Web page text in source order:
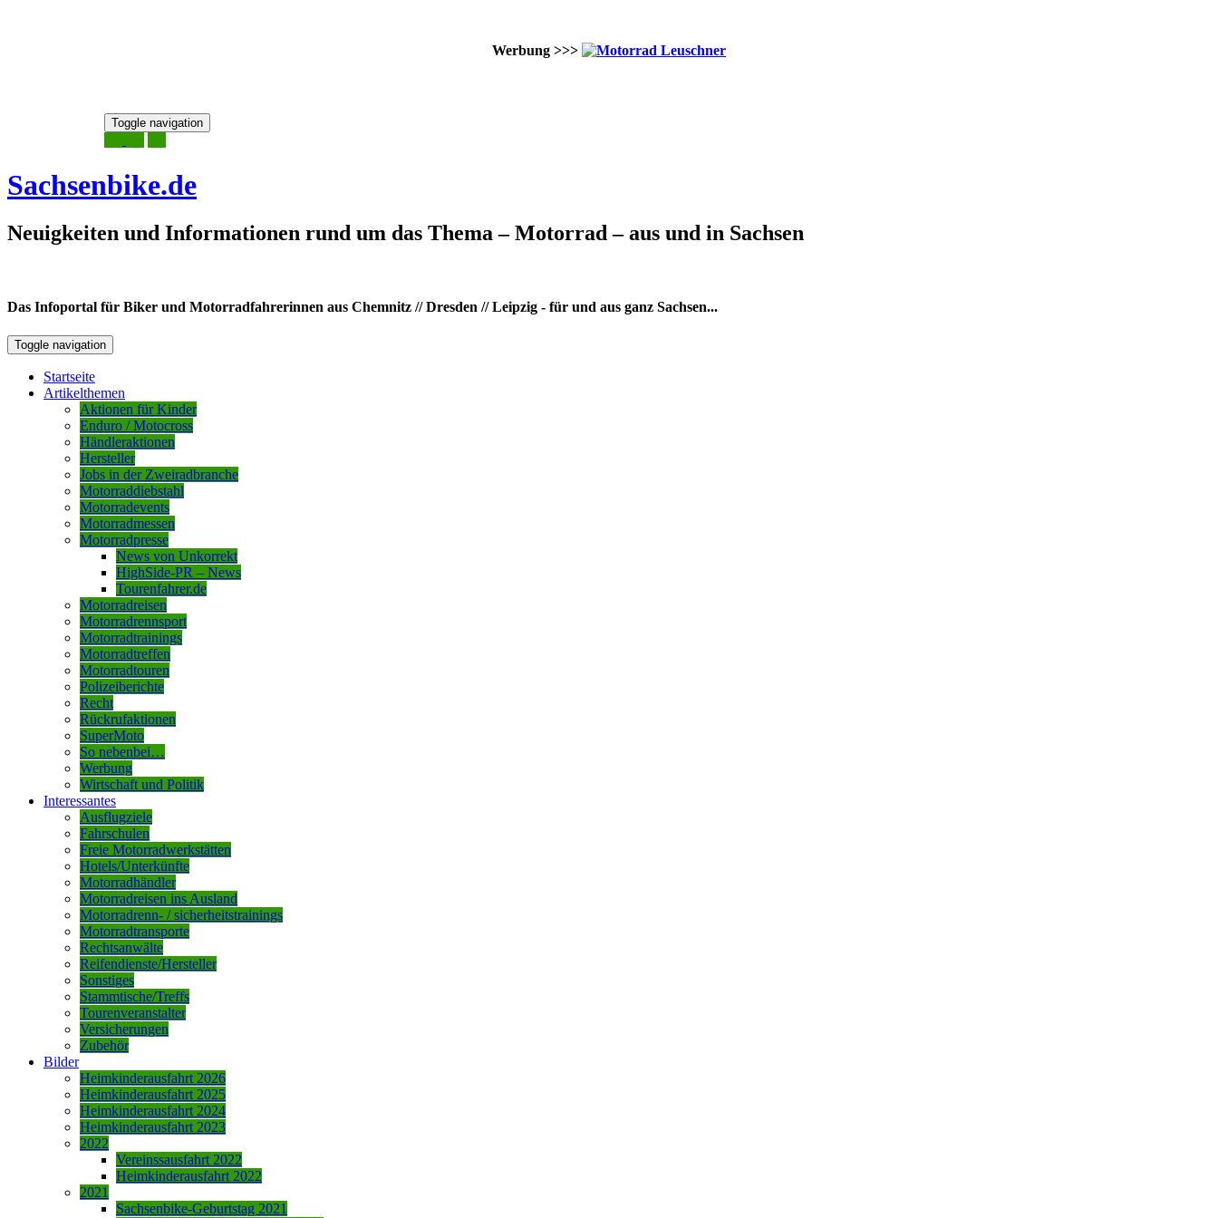
Werbung >>>
Toggle navigation
Sachsenbike.de
Neuigkeiten und Informationen rund um das Thema – Motorrad – aus und in Sachsen
Das Infoportal für Biker und Motorradfahrerinnen aus Chemnitz // Dresden // Leipzig - für und aus ganz Sachsen...
Toggle navigation
Startseite
Artikelthemen
Aktionen für Kinder
Enduro / Motocross
Händleraktionen
Hersteller
Jobs in der Zweiradbranche
Motorraddiebstahl
Motorradevents
Motorradmessen
Motorradpresse
News von Unkorrekt
HighSide-PR – News
Tourenfahrer.de
Motorradreisen
Motorradrennsport
Motorradtrainings
Motorradtreffen
Motorradtouren
Polizeiberichte
Recht
Rückrufaktionen
SuperMoto
So nebenbei…
Werbung
Wirtschaft und Politik
Interessantes
Ausflugziele
Fahrschulen
Freie Motorradwerkstätten
Hotels/Unterkünfte
Motorradhändler
Motorradreisen ins Ausland
Motorradrenn- / sicherheitstrainings
Motorradtransporte
Rechtsanwälte
Reifendienste/Hersteller
Sonstiges
Stammtische/Treffs
Tourenveranstalter
Versicherungen
Zubehör
Bilder
Heimkinderausfahrt 2026
Heimkinderausfahrt 2025
Heimkinderausfahrt 2024
Heimkinderausfahrt 2023
2022
Vereinssausfahrt 2022
Heimkinderausfahrt 2022
2021
Sachsenbike-Geburtstag 2021